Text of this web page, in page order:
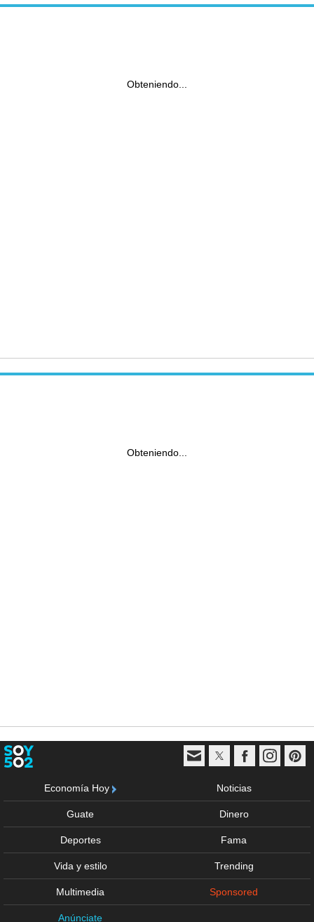
Obteniendo...
Obteniendo...
Economía Hoy Noticias
Guate Dinero
Deportes Fama
Vida y estilo Trending
Multimedia Sponsored
Anúnciate